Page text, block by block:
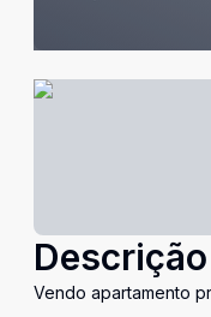
Descrição
Vendo apartamento